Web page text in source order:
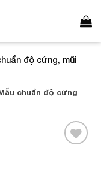
độ cứng, mũi
chuẩn độ cứng